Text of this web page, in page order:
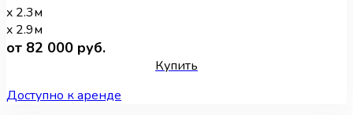
x 2.3м
x 2.9м
от 82 000 руб.
Купить
Доступно к аренде